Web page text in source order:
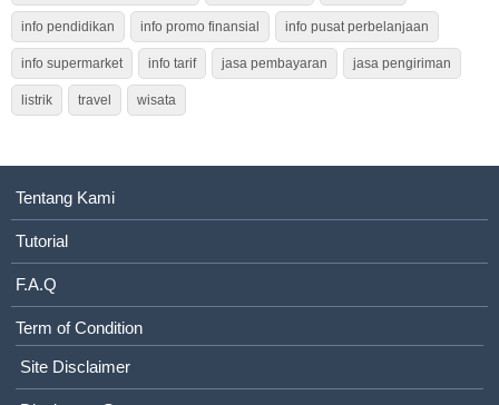
info pendidikan info promo finansial info pusat perbelanjaan
info supermarket info tarif jasa pembayaran jasa pengiriman
listrik travel wisata
Tentang Kami
Tutorial
F.A.Q
Term of Condition
Site Disclaimer